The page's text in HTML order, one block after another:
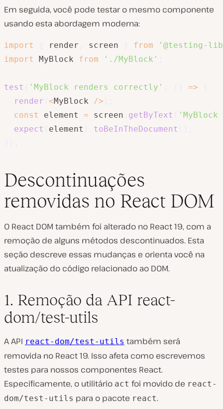
Em seguida, você pode testar o mesmo componente
usando esta abordagem moderna:
import render screen from
'@testing-
import
MyBlock from './MyBlock'
test 'MyBlock renders correctly' =>
render <MyBlock />
const
element = screen getByText
expect
element toBeInTheDocument
Descontinuações
removidas no React DOM
O React DOM também foi alterado no React 19, com a
remoção de alguns métodos descontinuados. Esta
seção descreve essas mudanças e orienta você na
atualização do código relacionado ao DOM.
1. Remoção da API react-
dom/test-utils
A API react-dom/test-utils também será
removida no React 19. Isso afeta como escrevemos
testes para nossos componentes React.
Especificamente, o utilitário act foi movido de react-
dom/test-utils para o pacote react.